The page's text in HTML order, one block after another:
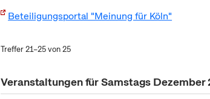
Beteiligungsportal "Meinung für Köln"
Treffer 21–25 von 25
Veranstaltungen für Samstags Dezember